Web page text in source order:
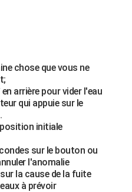
chose que vous ne
arrière pour vider l'eau
qui appuie sur le
initiale
sur le bouton ou
l'anomalie
la cause de la fuite
à prévoir